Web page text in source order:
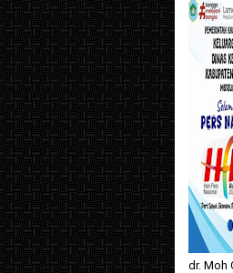
dr. Moh